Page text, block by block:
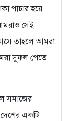
পাচার হয়ে
সেই
তাহলে আমরা
সুফল পেতে
সমাজের
একটি